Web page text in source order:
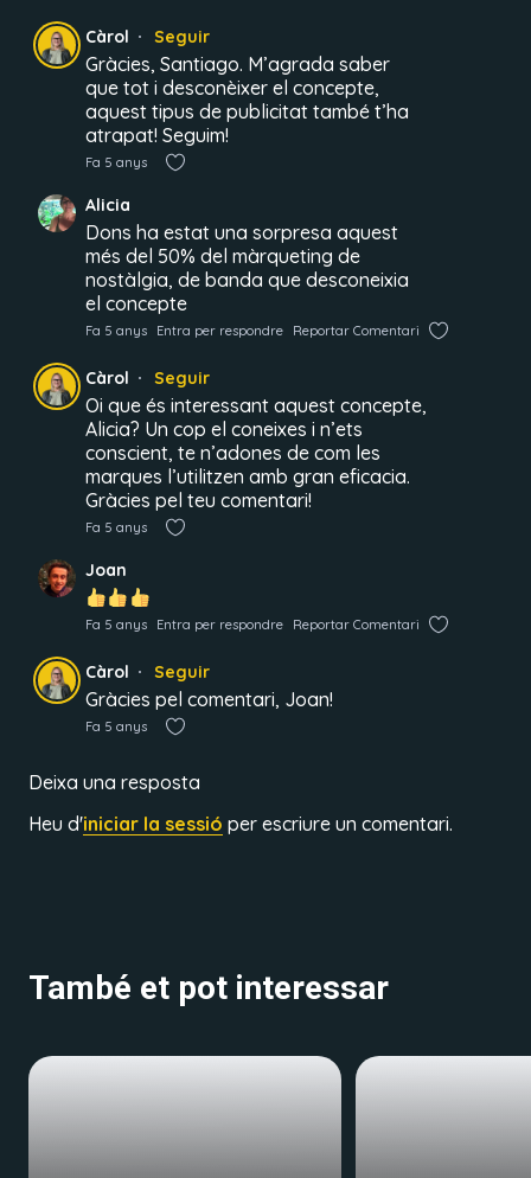
Càrol Seguir
Gràcies, Santiago. M’agrada saber
que tot i desconèixer el concepte,
aquest tipus de publicitat també t’ha
atrapat! Seguim!
Fa 5 anys
Alicia
Dons ha estat una sorpresa aquest
més del 50% del màrqueting de
nostàlgia, de banda que desconeixia
el concepte
Fa 5 anys Entra per respondre Reportar Comentari
Càrol Seguir
Oi que és interessant aquest concepte,
Alicia? Un cop el coneixes i n’ets
conscient, te n’adones de com les
marques l’utilitzen amb gran eficacia.
Gràcies pel teu comentari!
Fa 5 anys
Joan
Fa 5 anys Entra per respondre Reportar Comentari
Càrol Seguir
Gràcies pel comentari, Joan!
Fa 5 anys
Deixa una resposta
Heu d'iniciar la sessió per escriure un comentari.
També et pot interessar